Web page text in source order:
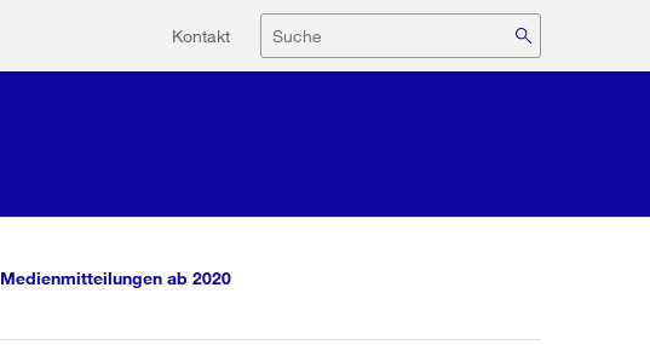
Hilfsnavigation
Kontakt Suche
Medienmitteilungen ab 2020